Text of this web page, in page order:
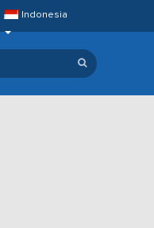
Indonesia